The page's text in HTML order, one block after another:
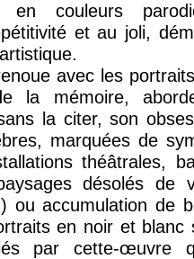
en couleurs
et au joli,
avec les
la mémoire,
la citer, son
marquées de
théâtrales,
désolés de
ou accumulation de
en noir et blanc
par cette-œuvre